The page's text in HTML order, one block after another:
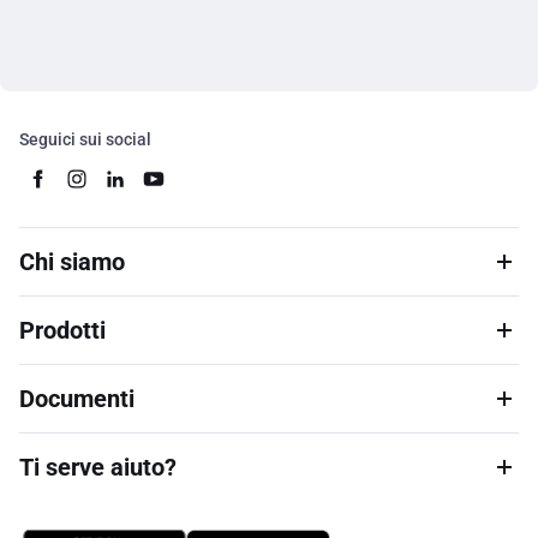
Seguici sui social
Chi siamo
Prodotti
Documenti
Ti serve aiuto?